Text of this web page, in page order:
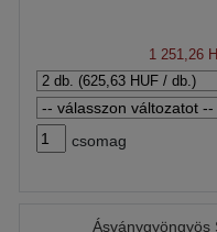
1 251,26
csomag
Ásványgyöngyös